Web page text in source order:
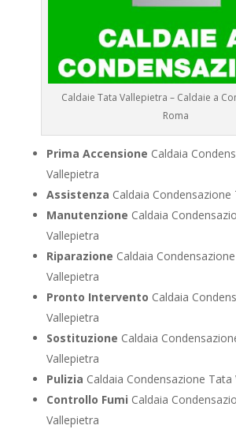
Caldaie Tata Vallepietra – Caldaie a
Roma
Prima Accensione Caldaia
Vallepietra
Assistenza Caldaia
Manutenzione Caldaia
Vallepietra
Riparazione Caldaia
Vallepietra
Pronto Intervento Caldaia
Vallepietra
Sostituzione Caldaia
Vallepietra
Pulizia Caldaia Condensazione Tata
Controllo Fumi Caldaia
Vallepietra